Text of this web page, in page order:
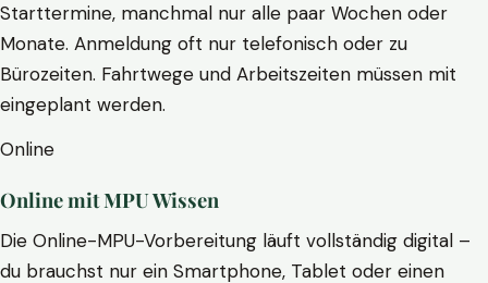
Starttermine, manchmal nur alle paar Wochen oder
Monate. Anmeldung oft nur telefonisch oder zu
Bürozeiten. Fahrtwege und Arbeitszeiten müssen mit
eingeplant werden.
Online
Online mit MPU Wissen
Die Online-MPU-Vorbereitung läuft vollständig digital –
du brauchst nur ein Smartphone, Tablet oder einen